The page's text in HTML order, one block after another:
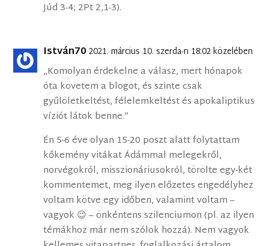
Júd 3-4; 2Pt 2,1-3).
István702021. március 10. szerda-n 18:02 közelében
„Komolyan érdekelne a válasz, mert hónapok
óta követem a blogot, és szinte csak
gyűlöletkeltést, félelemkeltést és apokaliptikus
víziót látok benne.”
Én 5-6 éve olyan 15-20 poszt alatt folytattam
kőkemény vitákat Ádámmal melegekről,
norvégokról, misszionáriusokról, törölte egy-két
kommentemet, meg ilyen előzetes engedélyhez
voltam kötve egy időben, valamint voltam –
vagyok 😉 – önkéntens szilenciumon (pl. az ilyen
témákhoz már nem szólok hozzá). Nem vagyok